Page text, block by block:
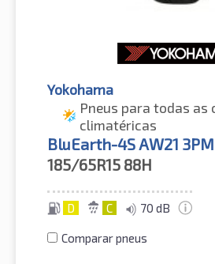
Yokohama
Pneus para todas as
climatéricas
BluEarth-4S AW21
185/65R15 88H
D C 70 dB
Comparar pneus